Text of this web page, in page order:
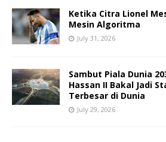
Ketika Citra Lionel
Mesin Algoritma
July 31, 2026
Sambut Piala Dunia
Hassan II Bakal Jadi
Terbesar di Dunia
July 29, 2026